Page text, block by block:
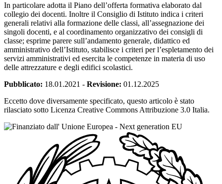
In particolare adotta il Piano dell’offerta formativa elaborato dal
collegio dei docenti. Inoltre il Consiglio di Istituto indica i criteri
generali relativi alla formazione delle classi, all’assegnazione dei
singoli docenti, e al coordinamento organizzativo dei consigli di
classe; esprime parere sull’andamento generale, didattico ed
amministrativo dell’Istituto, stabilisce i criteri per l’espletamento dei
servizi amministrativi ed esercita le competenze in materia di uso
delle attrezzature e degli edifici scolastici.
Pubblicato: 18.01.2021 - Revisione: 01.12.2025
Eccetto dove diversamente specificato, questo articolo è stato
rilasciato sotto Licenza Creative Commons Attribuzione 3.0 Italia.